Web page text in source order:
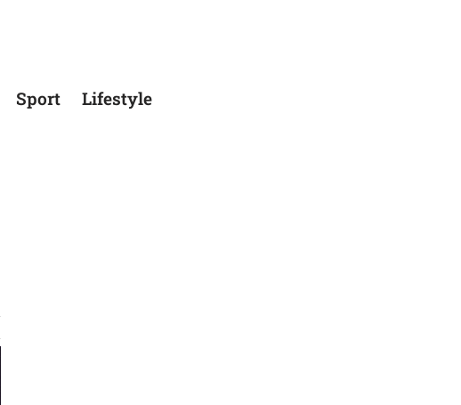
Sport Lifestyle